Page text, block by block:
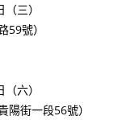
三）
號）
六）
街一段56號）